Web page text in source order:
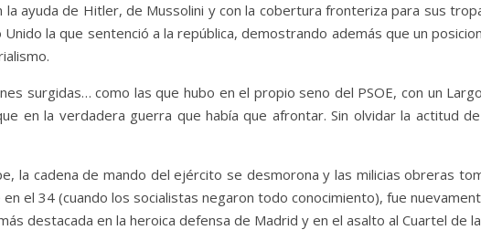
ayuda de Hitler, de Mussolini y con la cobertura fronteriza para sus
la que sentenció a la república, demostrando además que un
surgidas… como las que hubo en el propio seno del PSOE, con un
en la verdadera guerra que había que afrontar. Sin olvidar la actitud
la cadena de mando del ejército se desmorona y las milicias obreras
el 34 (cuando los socialistas negaron todo conocimiento), fue
destacada en la heroica defensa de Madrid y en el asalto al Cuartel de